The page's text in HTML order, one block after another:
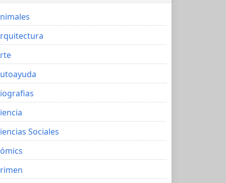
Sociales